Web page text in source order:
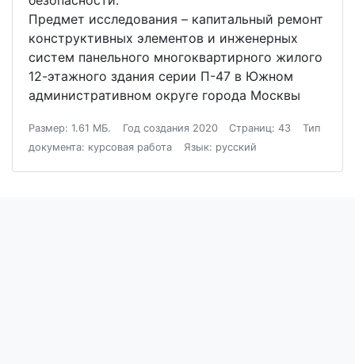
Предмет исследования – капитальный ремонт
конструктивных элементов и инженерных
систем панельного многоквартирного жилого
12-этажного здания серии П-47 в Южном
административном округе города Москвы
Размер: 1.61 МБ. Год создания 2020 Страниц: 43
Тип
документа: курсовая работа
Язык: русский